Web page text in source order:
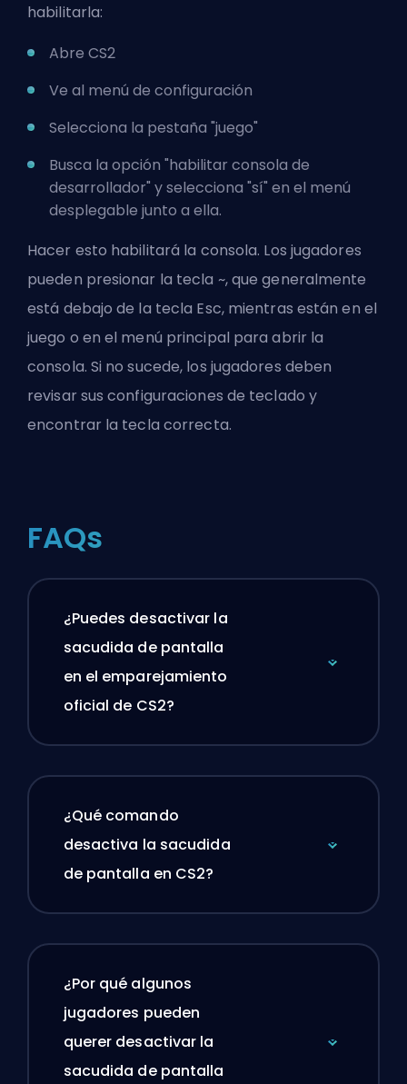
habilitarla:
Abre CS2
Ve al menú de configuración
Selecciona la pestaña "juego"
Busca la opción "habilitar consola de
desarrollador" y selecciona "sí" en el menú
desplegable junto a ella.
Hacer esto habilitará la consola. Los jugadores
pueden presionar la tecla ~, que generalmente
está debajo de la tecla Esc, mientras están en el
juego o en el menú principal para abrir la
consola. Si no sucede, los jugadores deben
revisar sus configuraciones de teclado y
encontrar la tecla correcta.
FAQs
¿Puedes desactivar la
sacudida de pantalla
en el emparejamiento
oficial de CS2?
¿Qué comando
desactiva la sacudida
de pantalla en CS2?
¿Por qué algunos
jugadores pueden
querer desactivar la
sacudida de pantalla